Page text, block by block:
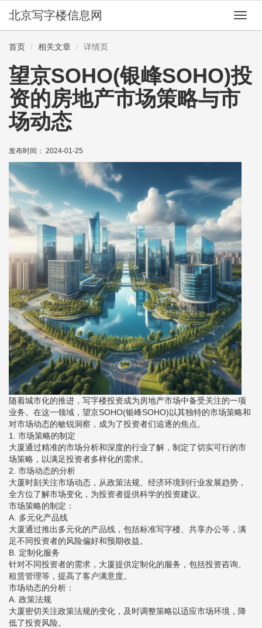
切
换
北京写字楼信息网
首页 相关文章 详情页
望京SOHO(银峰SOHO)投
资的房地产市场策略与市
场动态
发布时间： 2024-01-25
随着城市化的推进，写字楼投资成为房地产市场中备受关注的一项
业务。在这一领域，望京SOHO(银峰SOHO)以其独特的市场策略和
对市场动态的敏锐洞察，成为了投资者们追逐的焦点。
1. 市场策略的制定
大厦通过精准的市场分析和深度的行业了解，制定了切实可行的市
场策略，以满足投资者多样化的需求。
2. 市场动态的分析
大厦时刻关注市场动态，从政策法规、经济环境到行业发展趋势，
全方位了解市场变化，为投资者提供科学的投资建议。
市场策略的制定：
A. 多元化产品线
大厦通过推出多元化的产品线，包括标准写字楼、共享办公等，满
足不同投资者的风险偏好和预期收益。
B. 定制化服务
针对不同投资者的需求，大厦提供定制化的服务，包括投资咨询、
租赁管理等，提高了客户满意度。
市场动态的分析：
A. 政策法规
大厦密切关注政策法规的变化，及时调整策略以适应市场环境，降
低了投资风险。